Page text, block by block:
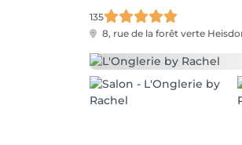
135
8, rue de la forêt verte